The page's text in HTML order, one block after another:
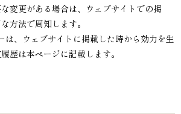
変更がある場合は、ウェブサイトでの掲
方法で周知します。
は、ウェブサイトに掲載した時から効力を生
歴は本ページに記載します。